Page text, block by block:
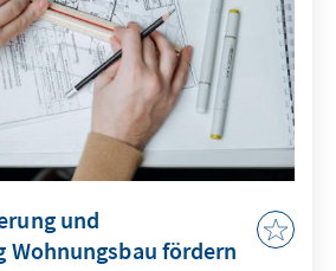
und
Wohnungsbau fördern